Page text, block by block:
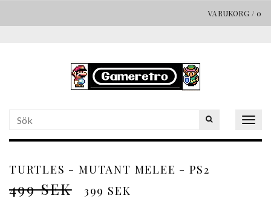
VARUKORG / 0
TURTLES - MUTANT MELEE - PS2
499 SEK 399 SEK